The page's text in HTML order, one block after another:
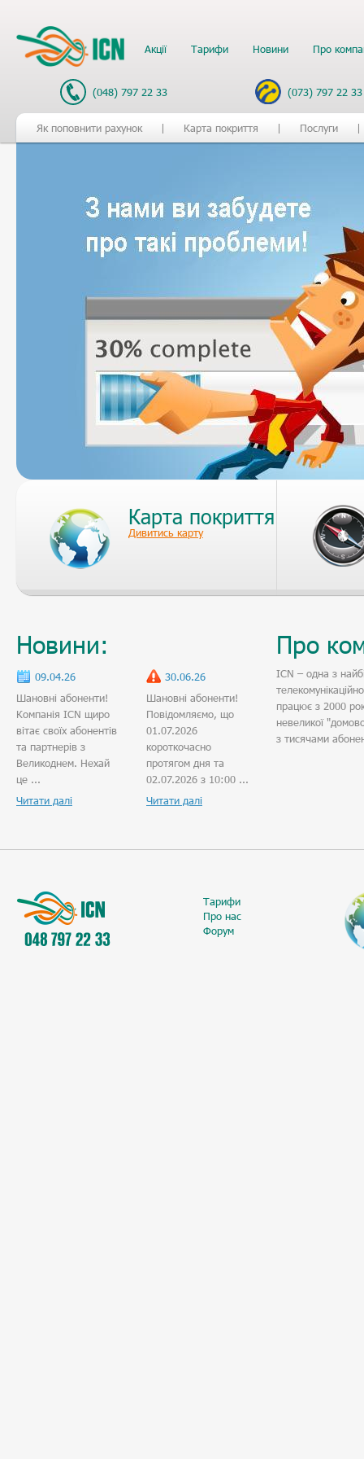
Акції Тарифи Новини Про
(048) 797 22 33 (073) 797 22 33
Як поповнити рахунок Карта покриття Послуги
Карта покриття
Дивитись карту
Новини:
09.04.26
Шановні абоненти!
Компанія ICN щиро
вітає своїх абонентів
та партнерів з
Великоднем. Нехай
це ...
Читати далі
30.06.26
Шановні абоненти!
Повідомляємо, що
01.07.2026
короткочасно
протягом дня та
02.07.2026 з 10:00 ...
Читати далі
Про
ICN – одна з
працює з 2000
невеликої
з тисячами
Тарифи
Про нас
Форум